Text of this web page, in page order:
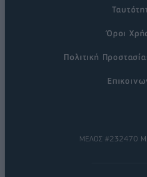
Όροι
Πολιτική
ΜΕΛΟΣ #232470